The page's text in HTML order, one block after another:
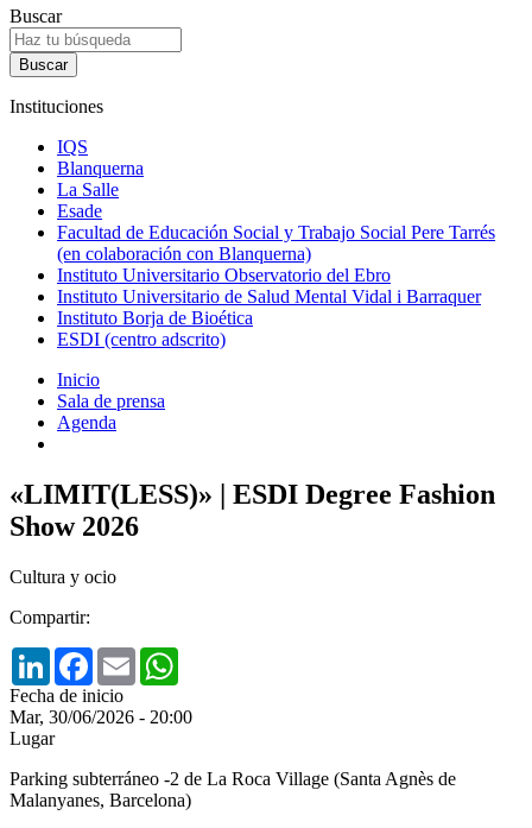
Buscar
Instituciones
IQS
Blanquerna
La Salle
Esade
Facultad de Educación Social y Trabajo Social Pere Tarrés
(en colaboración con Blanquerna)
Instituto Universitario Observatorio del Ebro
Instituto Universitario de Salud Mental Vidal i Barraquer
Instituto Borja de Bioética
ESDI (centro adscrito)
Inicio
Sala de prensa
Agenda
«LIMIT(LESS)» | ESDI Degree Fashion
Show 2026
Cultura y ocio
Compartir:
LinkedInFacebook
Email
Fecha de inicio
Mar, 30/06/2026 - 20:00
Lugar
Parking subterráneo -2 de La Roca Village (Santa Agnès de
Malanyanes, Barcelona)